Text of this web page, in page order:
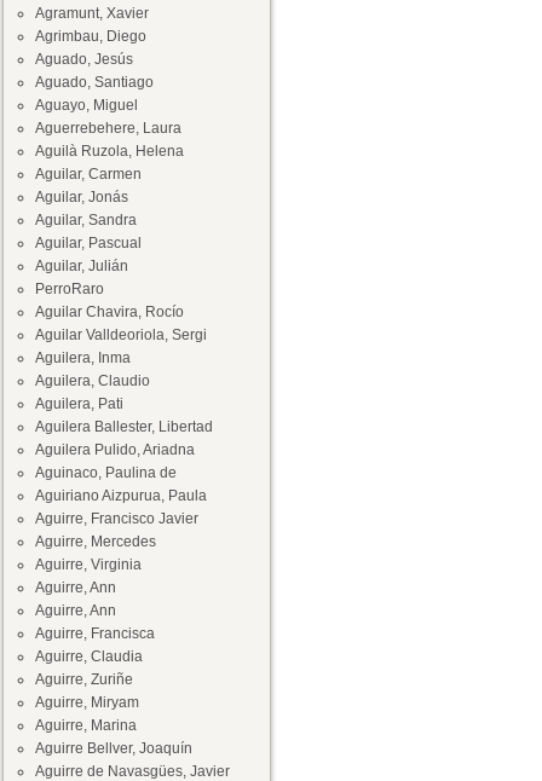
Agramunt, Xavier
Agrimbau, Diego
Aguado, Jesús
Aguado, Santiago
Aguayo, Miguel
Aguerrebehere, Laura
Aguilà Ruzola, Helena
Aguilar, Carmen
Aguilar, Jonás
Aguilar, Sandra
Aguilar, Pascual
Aguilar, Julián
PerroRaro
Aguilar Chavira, Rocío
Aguilar Valldeoriola, Sergi
Aguilera, Inma
Aguilera, Claudio
Aguilera, Pati
Aguilera Ballester, Libertad
Aguilera Pulido, Ariadna
Aguinaco, Paulina de
Aguiriano Aizpurua, Paula
Aguirre, Francisco Javier
Aguirre, Mercedes
Aguirre, Virginia
Aguirre, Ann
Aguirre, Ann
Aguirre, Francisca
Aguirre, Claudia
Aguirre, Zuriñe
Aguirre, Miryam
Aguirre, Marina
Aguirre Bellver, Joaquín
Aguirre de Navasgües, Javier